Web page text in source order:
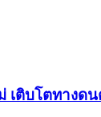
เติบโตทางด